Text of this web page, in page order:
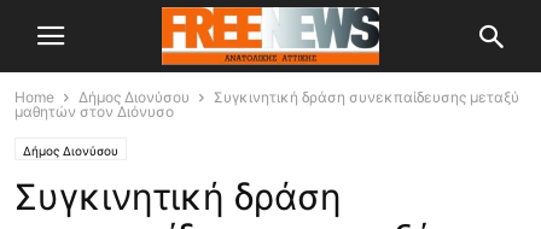
Home Δήμος Διονύσου
Συγκινητική δράση συνεκπαίδευσης μεταξύ
μαθητών στον Διόνυσο
Δήμος Διονύσου
Συγκινητική δράση